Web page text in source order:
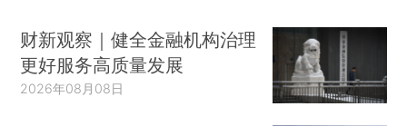
财新观察｜健全金融机构治理
更好服务高质量发展
2026年08月08日